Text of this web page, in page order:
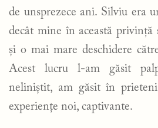
de unsprezece ani. Silviu era
decât mine în această privință
și o mai mare deschidere
Acest lucru l-am găsit
neliniștit, am găsit în
experiențe noi, captivante.